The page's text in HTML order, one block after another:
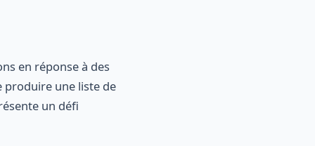
en réponse à des
une liste de
un défi